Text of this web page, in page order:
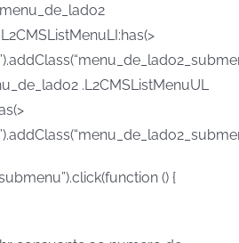
.L2CMSListMenuUL
() {